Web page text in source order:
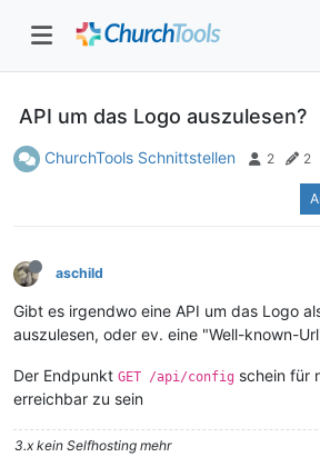
API um das Logo auszulesen?
ChurchTools Schnittstellen 2 2
aschild
Gibt es irgendwo eine API um das Logo
auszulesen, oder ev. eine "Well-known-
Der Endpunkt GET /api/config schein für
erreichbar zu sein
3.x kein Selfhosting mehr